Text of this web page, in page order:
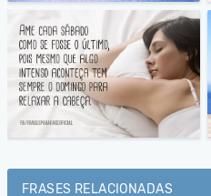
FRASES RELACIONADAS